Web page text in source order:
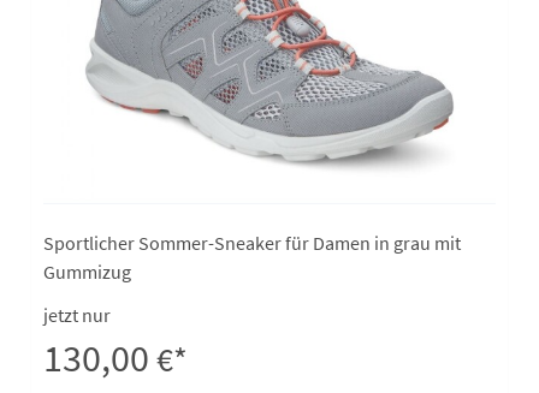
Sportlicher Sommer-Sneaker für Damen in grau mit
Gummizug
jetzt nur
130,00€*